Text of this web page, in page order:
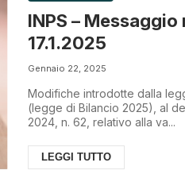
INPS – Messaggio
17.1.2025
Gennaio 22, 2025
Modifiche introdotte dalla
(legge di Bilancio 2025), al
2024, n. 62, relativo alla va...
LEGGI TUTTO